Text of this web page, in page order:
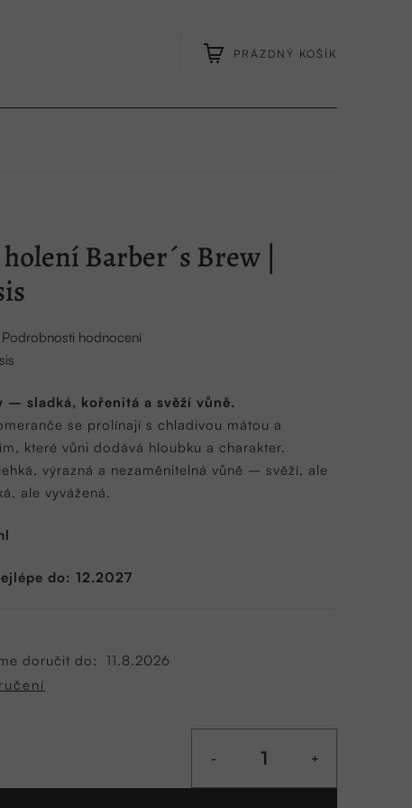
PRÁZDNÝ KOŠÍK
Barber´s Brew |
Podrobnosti hodnocení
– sladká, kořenitá a svěží vůně.
se prolínají s chladivou mátou a
které vůni dodává hloubku a charakter.
výrazná a nezaměnitelná vůně – svěží, ale
ale vyvážená.
do: 12.2027
doručit do:
11.8.2026